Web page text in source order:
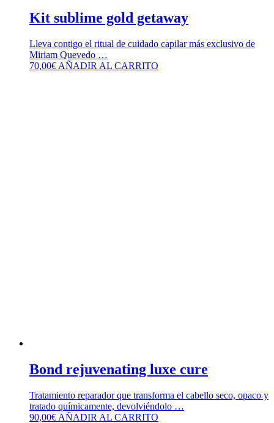
Kit sublime gold getaway
Lleva contigo el ritual de cuidado capilar más exclusivo de
Miriam Quevedo …
70,00€ AÑADIR AL CARRITO
Bond rejuvenating luxe cure
Tratamiento reparador que transforma el cabello seco, opaco y
tratado químicamente, devolviéndolo …
90,00€ AÑADIR AL CARRITO